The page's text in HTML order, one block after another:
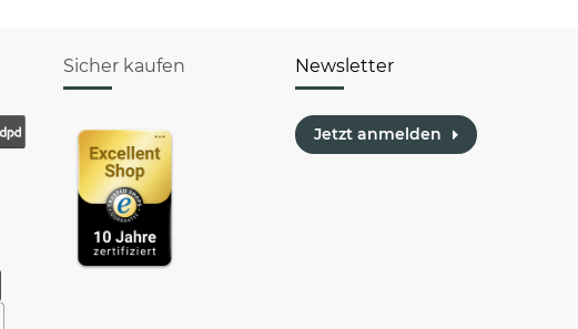
Sicher kaufen Newsletter
Jetzt anmelden